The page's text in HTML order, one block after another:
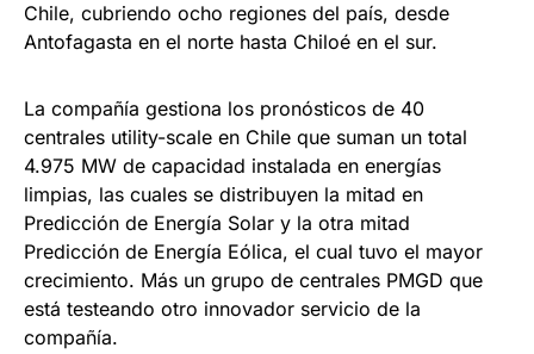
Chile, cubriendo ocho regiones del país, desde
Antofagasta en el norte hasta Chiloé en el sur.
La compañía gestiona los pronósticos de 40
centrales utility-scale en Chile que suman un total
4.975 MW de capacidad instalada en energías
limpias, las cuales se distribuyen la mitad en
Predicción de Energía Solar y la otra mitad
Predicción de Energía Eólica, el cual tuvo el mayor
crecimiento. Más un grupo de centrales PMGD que
está testeando otro innovador servicio de la
compañía.